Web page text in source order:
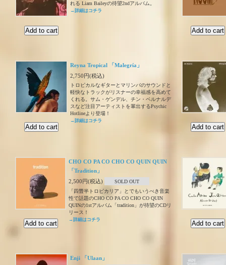
れる Liam Baileyの待望2ndアルバム。
→詳細はコチラ
Reyna Tropical 「Malegría」
2,750円(税込)
トロピカルなギターとマリンバのサウンドと
軽快なトラックがリスナーの幸福感を高めて
くれる。サム・ゲンデル、チン・ベルナルデ
スなど注目アーティストを輩出するPsychic
Hotlineより登場！
→詳細はコチラ
CHO CO PA CO CHO CO QUIN QUIN
「Tradition」
2,500円(税込)
SOLD OUT
「四畳半トロピカリア」とでもいうべき音楽
性で話題のCHO CO PA CO CHO CO QUIN
QUINの1stアルバム「tradition」が待望のCDリ
リース！
→詳細はコチラ
Enji 「Ulaan」